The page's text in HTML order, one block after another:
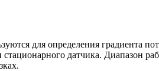
для определения градиента
датчика. Диапазон